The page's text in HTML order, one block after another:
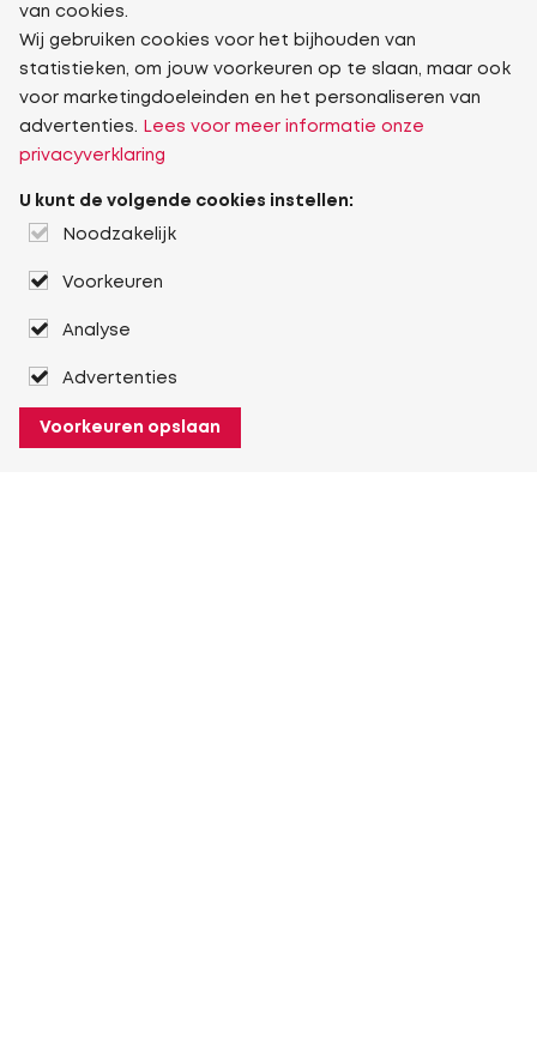
van cookies.
Wij gebruiken cookies voor het bijhouden van
statistieken, om jouw voorkeuren op te slaan, maar ook
voor marketingdoeleinden en het personaliseren van
advertenties.
Lees voor meer informatie onze
privacyverklaring
U kunt de volgende cookies instellen:
Noodzakelijk
Voorkeuren
Analyse
Advertenties
Voorkeuren opslaan